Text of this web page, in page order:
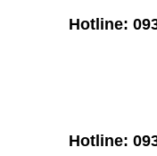
Hotline:
Hotline: